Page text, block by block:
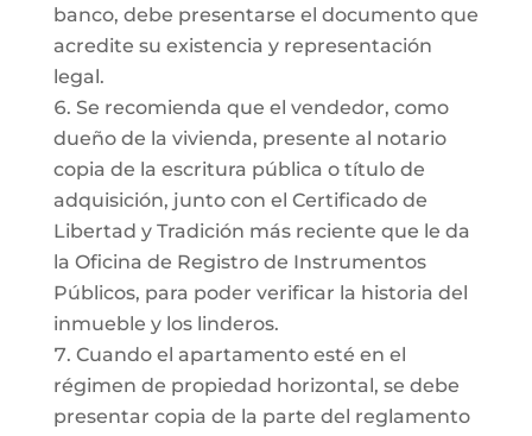
banco, debe presentarse el documento que
acredite su existencia y representación
legal.
Se recomienda que el vendedor, como
dueño de la vivienda, presente al notario
copia de la escritura pública o título de
adquisición, junto con el Certificado de
Libertad y Tradición más reciente que le da
la Oficina de Registro de Instrumentos
Públicos, para poder verificar la historia del
inmueble y los linderos.
Cuando el apartamento esté en el
régimen de propiedad horizontal, se debe
presentar copia de la parte del reglamento